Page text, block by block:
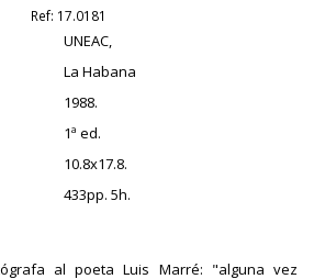
Ref: 17.0181
UNEAC,
La Habana
1988.
1ª ed.
10.8x17.8.
433pp. 5h.
al poeta Luis Marré: "alguna vez